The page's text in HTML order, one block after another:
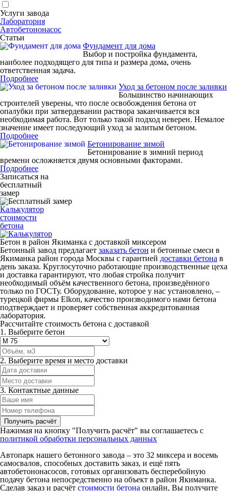
Услуги завода
Лаборатория
Автобетононасос
Статьи
Фундамент для дома
Выбор и постройка фундамента,
наиболее подходящего для типа и размера дома, очень
ответственная задача.
Подробнее
Уход за бетоном после заливки
Большинство начинающих
строителей уверены, что после освобождения бетона от
опалубки при затвердевании раствора заканчивается вся
необходимая работа. Вот только такой подход неверен. Немалое
значение имеет последующий уход за залитым бетоном.
Подробнее
Бетонирование зимой
Бетонирование в зимний период
времени осложняется двумя основными факторами.
Подробнее
Записаться на
бесплатный
замер
Калькулятор
стоимости
бетона
Бетон в район Якиманка с доставкой миксером
Бетонный завод предлагает заказать бетон и бетонные смеси в
Якиманка район города Москвы с гарантией доставки бетона в
день заказа. Круглосуточно работающие производственные цеха
и доставка гарантируют, что любая стройка получит
необходимый объём качественного бетона, произведённого
только по ГОСТу. Оборудование, которое у нас установлено, –
турецкой фирмы Elkon, качество производимого нами бетона
подтверждает и проверяет собственная аккредитованная
лаборатория.
Рассчитайте стоимость бетона с доставкой
1. Выберите бетон
2. Выберите время и место доставки
3. Контактные данные
Нажимая на кнопку "Получить расчёт" вы соглашаетесь с
политикой обработки персональных данных
Автопарк нашего бетонного завода – это 32 миксера и восемь
самосвалов, способных доставить заказ, и ещё пять
автобетононасосов, готовых организовать бесперебойную
подачу бетона непосредственно на объект в район Якиманка.
Сделав заказ и расчёт стоимости бетона онлайн, Вы получите